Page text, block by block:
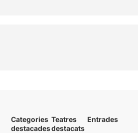
Categories
destacades
Teatres
destacats
Entrades